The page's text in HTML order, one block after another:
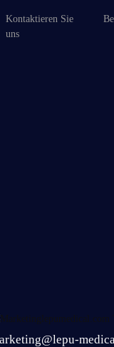
Kontaktieren Sie
uns